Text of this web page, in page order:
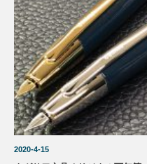
2020-4-15